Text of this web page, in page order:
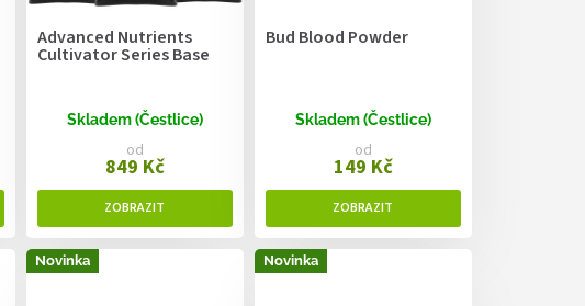
Advanced Nutrients
Cultivator Series Base
Skladem (Čestlice)
od
849 Kč
Bud Blood Powder
Skladem (Čestlice)
od
149 Kč
Novinka Novinka